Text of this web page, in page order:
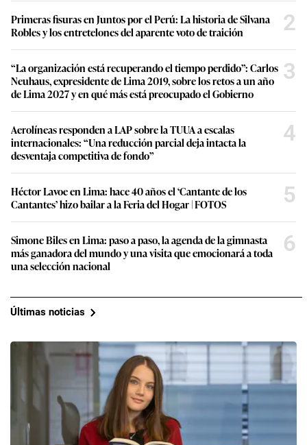
Primeras fisuras en Juntos por el Perú: La historia de Silvana
Robles y los entretelones del aparente voto de traición
2
“La organización está recuperando el tiempo perdido”: Carlos
Neuhaus, expresidente de Lima 2019, sobre los retos a un año
de Lima 2027 y en qué más está preocupado el Gobierno
3
Aerolíneas responden a LAP sobre la TUUA a escalas
internacionales: “Una reducción parcial deja intacta la
desventaja competitiva de fondo”
4
Héctor Lavoe en Lima: hace 40 años el ‘Cantante de los
Cantantes’ hizo bailar a la Feria del Hogar | FOTOS
5
Simone Biles en Lima: paso a paso, la agenda de la gimnasta
más ganadora del mundo y una visita que emocionará a toda
una selección nacional
6
Últimas noticias